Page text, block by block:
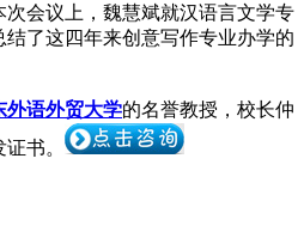
会议上，魏慧斌就汉语言文学专
了这四年来创意写作专业办学的
外语外贸大学的名誉教授，校长仲
书。